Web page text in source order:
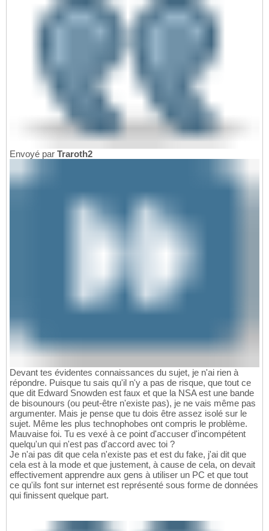
Envoyé par Traroth2
Devant tes évidentes connaissances du sujet, je n'ai rien à
répondre. Puisque tu sais qu'il n'y a pas de risque, que tout ce
que dit Edward Snowden est faux et que la NSA est une bande
de bisounours (ou peut-être n'existe pas), je ne vais même pas
argumenter. Mais je pense que tu dois être assez isolé sur le
sujet. Même les plus technophobes ont compris le problème.
Mauvaise foi. Tu es vexé à ce point d'accuser d'incompétent
quelqu'un qui n'est pas d'accord avec toi ?
Je n'ai pas dit que cela n'existe pas et est du fake, j'ai dit que
cela est à la mode et que justement, à cause de cela, on devait
effectivement apprendre aux gens à utiliser un PC et que tout
ce qu'ils font sur internet est représenté sous forme de données
qui finissent quelque part.